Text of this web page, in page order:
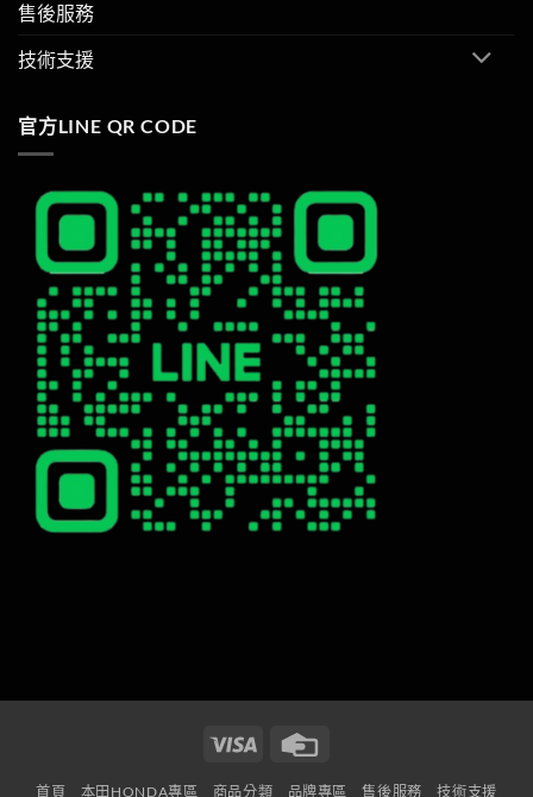
售後服務
技術支援
官方LINE QR CODE
Visa
首頁 本田HONDA專區 商品分類 品牌專區 售後服務 技術支援